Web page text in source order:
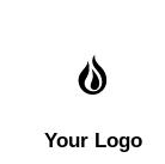
Your Logo